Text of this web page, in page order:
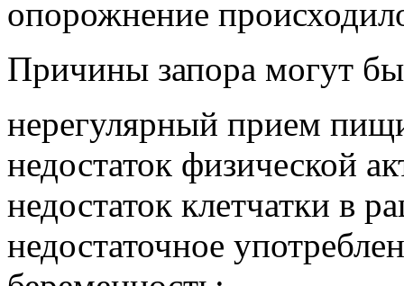
опорожнение
Причины запора могут
нерегулярный прием
недостаток физической
недостаток клетчатки в
недостаточное